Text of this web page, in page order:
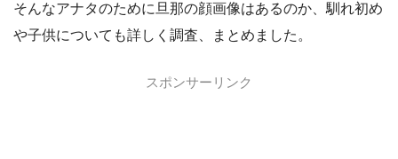
そんなアナタのために旦那の顔画像はあるのか、馴れ初め
や子供についても詳しく調査、まとめました。
スポンサーリンク